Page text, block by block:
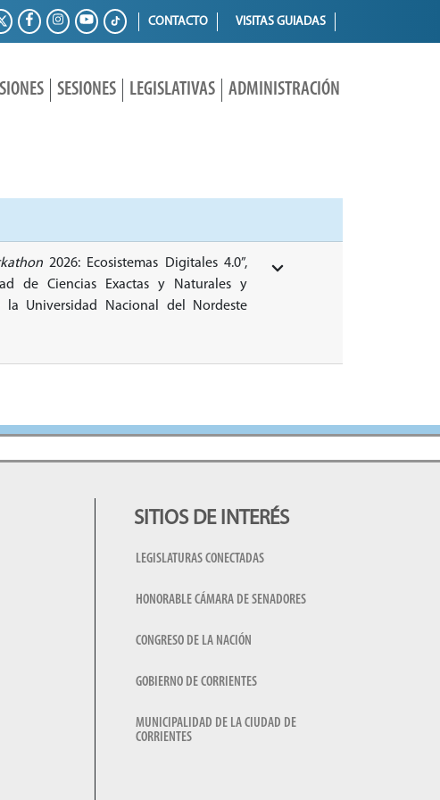
CONTACTO VISITAS GUIADAS
SESIONES LEGISLATIVAS ADMINISTRACIÓN
2026: Ecosistemas Digitales 4.0”,
de Ciencias Exactas y Naturales y
la Universidad Nacional del Nordeste
SITIOS DE INTERÉS
LEGISLATURAS CONECTADAS
HONORABLE CÁMARA DE SENADORES
CONGRESO DE LA NACIÓN
GOBIERNO DE CORRIENTES
MUNICIPALIDAD DE LA CIUDAD DE
CORRIENTES